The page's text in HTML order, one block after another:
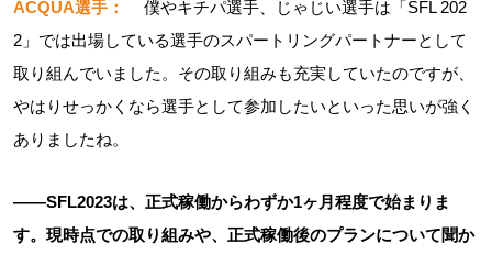
ACQUA選手：
僕やキチパ選手、じゃじい選手は「SFL 202
2」では出場している選手のスパートリングパートナーとして
取り組んでいました。その取り組みも充実していたのですが、
やはりせっかくなら選手として参加したいといった思いが強く
ありましたね。
――SFL2023は、正式稼働からわずか1ヶ月程度で始まりま
す。現時点での取り組みや、正式稼働後のプランについて聞か